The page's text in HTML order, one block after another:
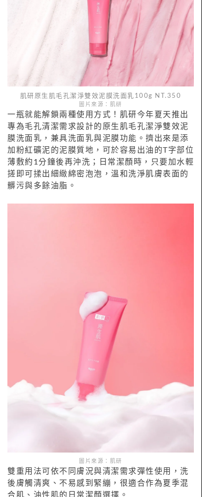
肌研原生肌毛孔潔淨雙效泥膜洗面乳100g NT.350
圖片來源：肌研
一瓶就能解鎖兩種使用方式！肌研今年夏天推出
專為毛孔清潔需求設計的原生肌毛孔潔淨雙效泥
膜洗面乳，兼具洗面乳與泥膜功能。擠出來是添
加粉紅礦泥的泥膜質地，可於容易出油的T字部位
薄敷約1分鐘後再沖洗；日常潔顏時，只要加水輕
搓即可揉出細緻綿密泡泡，溫和洗淨肌膚表面的
髒污與多餘油脂。
圖片來源：肌研
雙重用法可依不同膚況與清潔需求彈性使用，洗
後膚觸清爽、不易感到緊繃，很適合作為夏季混
合肌、油性肌的日常潔顏選擇。